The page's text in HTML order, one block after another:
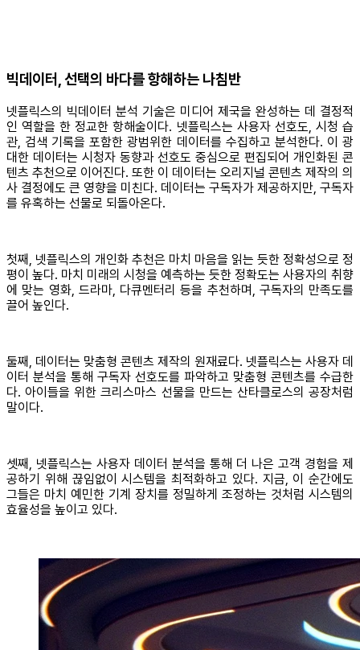
빅데이터, 선택의 바다를 항해하는 나침반
넷플릭스의 빅데이터 분석 기술은 미디어 제국을 완성하는 데 결정적
인 역할을 한 정교한 항해술이다. 넷플릭스는 사용자 선호도, 시청 습
관, 검색 기록을 포함한 광범위한 데이터를 수집하고 분석한다. 이 광
대한 데이터는 시청자 동향과 선호도 중심으로 편집되어 개인화된 콘
텐츠 추천으로 이어진다. 또한 이 데이터는 오리지널 콘텐츠 제작의 의
사 결정에도 큰 영향을 미친다. 데이터는 구독자가 제공하지만, 구독자
를 유혹하는 선물로 되돌아온다.
첫째, 넷플릭스의 개인화 추천은 마치 마음을 읽는 듯한 정확성으로 정
평이 높다. 마치 미래의 시청을 예측하는 듯한 정확도는 사용자의 취향
에 맞는 영화, 드라마, 다큐멘터리 등을 추천하며, 구독자의 만족도를
끌어 높인다.
둘째, 데이터는 맞춤형 콘텐츠 제작의 원재료다. 넷플릭스는 사용자 데
이터 분석을 통해 구독자 선호도를 파악하고 맞춤형 콘텐츠를 수급한
다. 아이들을 위한 크리스마스 선물을 만드는 산타클로스의 공장처럼
말이다.
셋째, 넷플릭스는 사용자 데이터 분석을 통해 더 나은 고객 경험을 제
공하기 위해 끊임없이 시스템을 최적화하고 있다. 지금, 이 순간에도
그들은 마치 예민한 기계 장치를 정밀하게 조정하는 것처럼 시스템의
효율성을 높이고 있다.